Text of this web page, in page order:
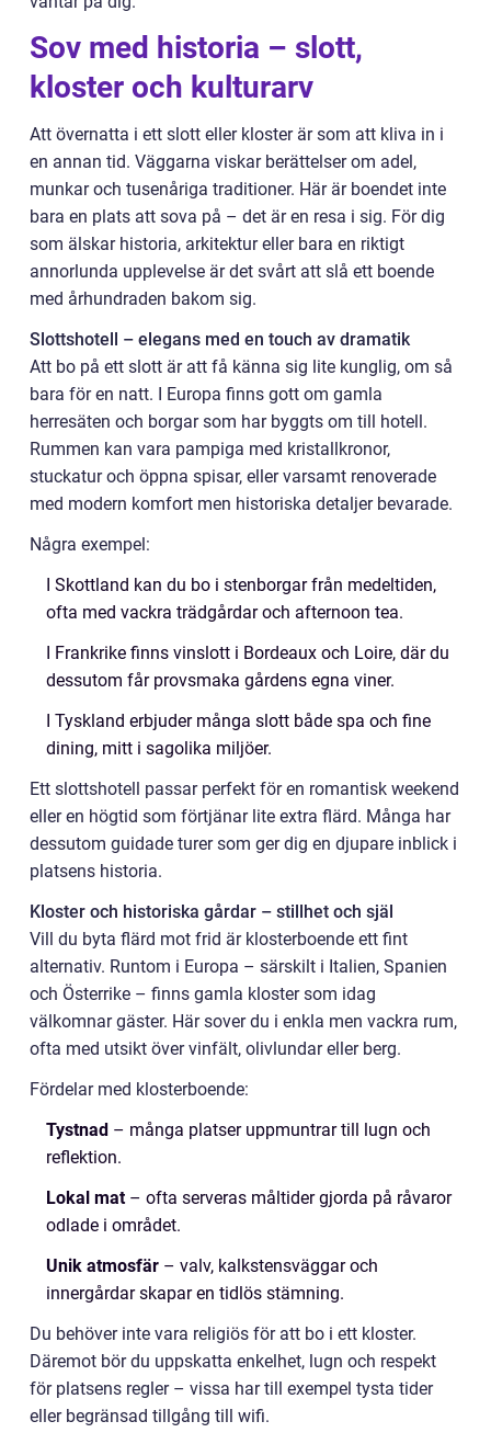
Sov med historia – slott,
kloster och kulturarv
Att övernatta i ett slott eller kloster är som att kliva in i
en annan tid. Väggarna viskar berättelser om adel,
munkar och tusenåriga traditioner. Här är boendet inte
bara en plats att sova på – det är en resa i sig. För dig
som älskar historia, arkitektur eller bara en riktigt
annorlunda upplevelse är det svårt att slå ett boende
med århundraden bakom sig.
Slottshotell – elegans med en touch av dramatik
Att bo på ett slott är att få känna sig lite kunglig, om så
bara för en natt. I Europa finns gott om gamla
herresäten och borgar som har byggts om till hotell.
Rummen kan vara pampiga med kristallkronor,
stuckatur och öppna spisar, eller varsamt renoverade
med modern komfort men historiska detaljer bevarade.
Några exempel:
I Skottland kan du bo i stenborgar från medeltiden,
ofta med vackra trädgårdar och afternoon tea.
I Frankrike finns vinslott i Bordeaux och Loire, där du
dessutom får provsmaka gårdens egna viner.
I Tyskland erbjuder många slott både spa och fine
dining, mitt i sagolika miljöer.
Ett slottshotell passar perfekt för en romantisk weekend
eller en högtid som förtjänar lite extra flärd. Många har
dessutom guidade turer som ger dig en djupare inblick i
platsens historia.
Kloster och historiska gårdar – stillhet och själ
Vill du byta flärd mot frid är klosterboende ett fint
alternativ. Runtom i Europa – särskilt i Italien, Spanien
och Österrike – finns gamla kloster som idag
välkomnar gäster. Här sover du i enkla men vackra rum,
ofta med utsikt över vinfält, olivlundar eller berg.
Fördelar med klosterboende:
Tystnad – många platser uppmuntrar till lugn och
reflektion.
Lokal mat– ofta serveras måltider gjorda på råvaror
odlade i området.
Unik atmosfär – valv, kalkstensväggar och
innergårdar skapar en tidlös stämning.
Du behöver inte vara religiös för att bo i ett kloster.
Däremot bör du uppskatta enkelhet, lugn och respekt
för platsens regler – vissa har till exempel tysta tider
eller begränsad tillgång till wifi.